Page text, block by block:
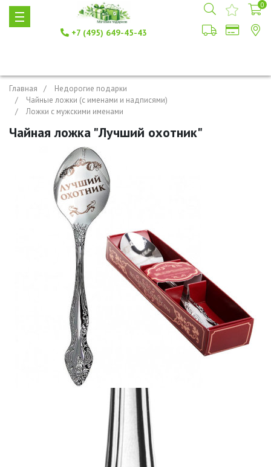
+7 (495) 649-45-43
0
Главная
Недорогие подарки
Чайные ложки (с именами и надписями)
Ложки с мужскими именами
Чайная ложка "Лучший охотник"